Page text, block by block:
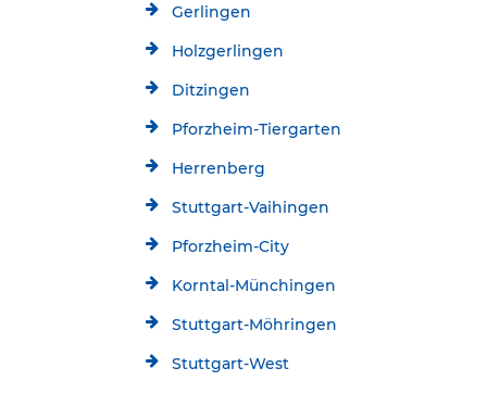
Gerlingen
Holzgerlingen
Ditzingen
Pforzheim-Tiergarten
Herrenberg
Stuttgart-Vaihingen
Pforzheim-City
Korntal-Münchingen
Stuttgart-Möhringen
Stuttgart-West